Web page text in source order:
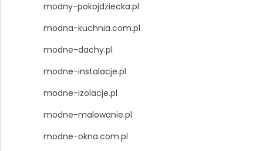
modny-pokojdziecka.pl
modna-kuchnia.com.pl
modne-dachy.pl
modne-instalacje.pl
modne-izolacje.pl
modne-malowanie.pl
modne-okna.com.pl